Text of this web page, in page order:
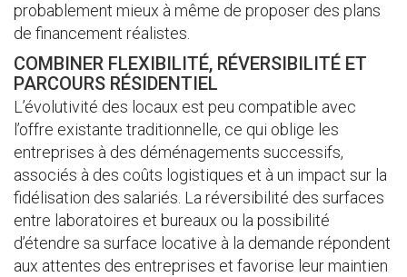
probablement mieux à même de proposer des plans
de financement réalistes.
COMBINER FLEXIBILITÉ, RÉVERSIBILITÉ ET
PARCOURS RÉSIDENTIEL
L’évolutivité des locaux est peu compatible avec
l’offre existante traditionnelle, ce qui oblige les
entreprises à des déménagements successifs,
associés à des coûts logistiques et à un impact sur la
fidélisation des salariés. La réversibilité des surfaces
entre laboratoires et bureaux ou la possibilité
d’étendre sa surface locative à la demande répondent
aux attentes des entreprises et favorise leur maintien